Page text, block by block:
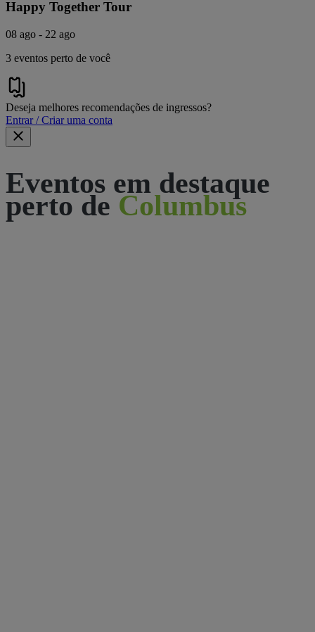
Happy Together Tour
08 ago - 22 ago
3 eventos perto de você
Deseja melhores recomendações de ingressos?
Entrar / Criar uma conta
Eventos em destaque
perto de Columbus